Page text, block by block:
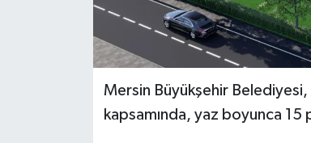
Mersin Büyükşehir Belediyesi,
kapsamında, yaz boyunca 15